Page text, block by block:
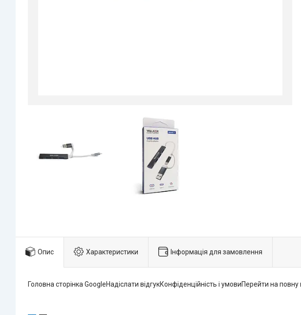
Опис Характеристики Інформація для замовлення
Головна сторінка GoogleНадіслати відгукКонфіденційність і умовиПерейти на повну